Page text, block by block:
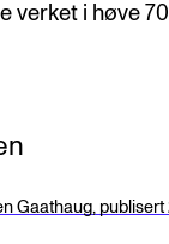
verket i høve
Gaathaug, publisert